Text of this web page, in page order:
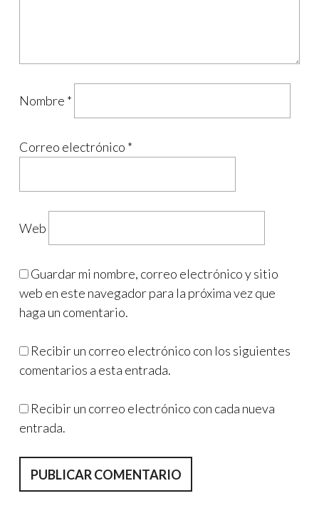
Nombre *
Correo electrónico *
Web
Guardar mi nombre, correo electrónico y sitio
web en este navegador para la próxima vez que
haga un comentario.
Recibir un correo electrónico con los siguientes
comentarios a esta entrada.
Recibir un correo electrónico con cada nueva
entrada.